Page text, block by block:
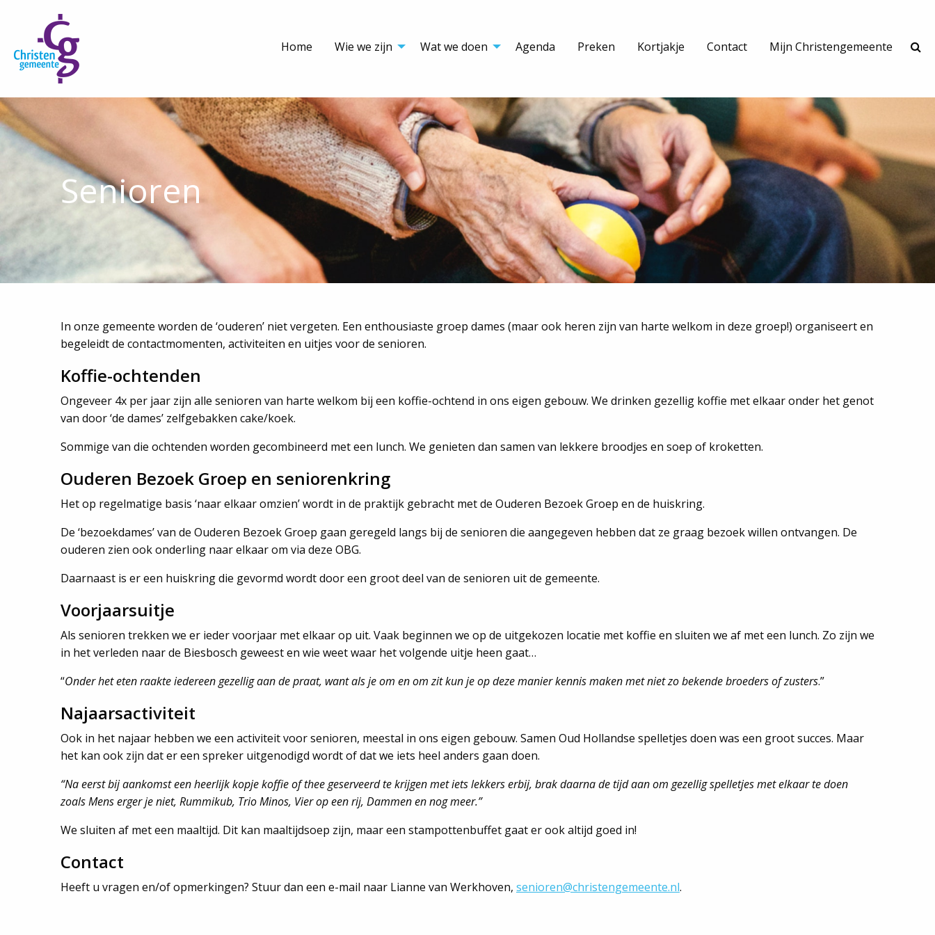
Home Wie we zijn Wat we doen Agenda Preken Kortjakje Contact Mijn Christengemeente
Senioren
In onze gemeente worden de ‘ouderen’ niet vergeten. Een enthousiaste groep dames (maar ook heren zijn van harte welkom in deze groep!) organiseert en
begeleidt de contactmomenten, activiteiten en uitjes voor de senioren.
Koffie-ochtenden
Ongeveer 4x per jaar zijn alle senioren van harte welkom bij een koffie-ochtend in ons eigen gebouw. We drinken gezellig koffie met elkaar onder het genot
van door ‘de dames’ zelfgebakken cake/koek.
Sommige van die ochtenden worden gecombineerd met een lunch. We genieten dan samen van lekkere broodjes en soep of kroketten.
Ouderen Bezoek Groep en seniorenkring
Het op regelmatige basis ‘naar elkaar omzien’ wordt in de praktijk gebracht met de Ouderen Bezoek Groep en de huiskring.
De ‘bezoekdames’ van de Ouderen Bezoek Groep gaan geregeld langs bij de senioren die aangegeven hebben dat ze graag bezoek willen ontvangen. De
ouderen zien ook onderling naar elkaar om via deze OBG.
Daarnaast is er een huiskring die gevormd wordt door een groot deel van de senioren uit de gemeente.
Voorjaarsuitje
Als senioren trekken we er ieder voorjaar met elkaar op uit. Vaak beginnen we op de uitgekozen locatie met koffie en sluiten we af met een lunch. Zo zijn we
in het verleden naar de Biesbosch geweest en wie weet waar het volgende uitje heen gaat…
“Onder het eten raakte iedereen gezellig aan de praat, want als je om en om zit kun je op deze manier kennis maken met niet zo bekende broeders of zusters.”
Najaarsactiviteit
Ook in het najaar hebben we een activiteit voor senioren, meestal in ons eigen gebouw. Samen Oud Hollandse spelletjes doen was een groot succes. Maar
het kan ook zijn dat er een spreker uitgenodigd wordt of dat we iets heel anders gaan doen.
“Na eerst bij aankomst een heerlijk kopje koffie of thee geserveerd te krijgen met iets lekkers erbij, brak daarna de tijd aan om gezellig spelletjes met elkaar te doen
zoals Mens erger je niet, Rummikub, Trio Minos, Vier op een rij, Dammen en nog meer.”
We sluiten af met een maaltijd. Dit kan maaltijdsoep zijn, maar een stampottenbuffet gaat er ook altijd goed in!
Contact
Heeft u vragen en/of opmerkingen? Stuur dan een e-mail naar Lianne van Werkhoven, senioren@christengemeente.nl.